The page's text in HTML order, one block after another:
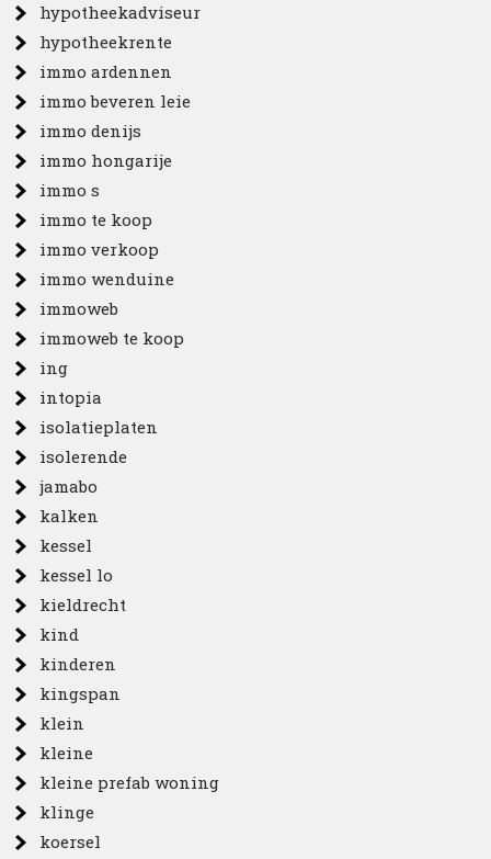
hypotheekadviseur
hypotheekrente
immo ardennen
immo beveren leie
immo denijs
immo hongarije
immo s
immo te koop
immo verkoop
immo wenduine
immoweb
immoweb te koop
ing
intopia
isolatieplaten
isolerende
jamabo
kalken
kessel
kessel lo
kieldrecht
kind
kinderen
kingspan
klein
kleine
kleine prefab woning
klinge
koersel